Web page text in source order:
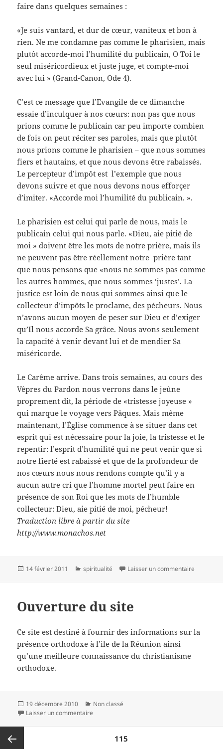
faire dans quelques semaines :
«Je suis vantard, et dur de cœur, vaniteux et bon à
rien. Ne me condamne pas comme le pharisien, mais
plutôt accorde-moi l’humilité du publicain, O Toi le
seul miséricordieux et juste juge, et compte-moi
avec lui » (Grand-Canon, Ode 4).
C’est ce message que l’Evangile de ce dimanche
essaie d’inculquer à nos cœurs: non pas que nous
prions comme le publicain car peu importe combien
de fois on peut réciter ses paroles, mais que plutôt
nous prions comme le pharisien – que nous sommes
fiers et hautains, et que nous devons être rabaissés.
Le percepteur d’impôt est l’exemple que nous
devons suivre et que nous devons nous efforçer
d’imiter. «Accorde moi l’humilité du publicain. ».
Le pharisien est celui qui parle de nous, mais le
publicain celui qui nous parle. «Dieu, aie pitié de
moi » doivent être les mots de notre prière, mais ils
ne peuvent pas être réellement notre prière tant
que nous pensons que «nous ne sommes pas comme
les autres hommes, que nous sommes ‘justes’. La
justice est loin de nous qui sommes ainsi que le
collecteur d’impôts le proclame, des pécheurs. Nous
n’avons aucun moyen de peser sur Dieu et d’exiger
qu’Il nous accorde Sa grâce. Nous avons seulement
la capacité à venir devant lui et de mendier Sa
miséricorde.
Le Carême arrive. Dans trois semaines, au cours des
Vêpres du Pardon nous verrons dans le jeûne
proprement dit, la période de «tristesse joyeuse »
qui marque le voyage vers Pâques. Mais même
maintenant, l’Église commence à se situer dans cet
esprit qui est nécessaire pour la joie, la tristesse et le
repentir: l’esprit d’humilité qui ne peut venir que si
notre fierté est rabaissé et que de la profondeur de
nos cœurs nous nous rendons compte qu’il y a
aucun autre cri que l’homme mortel peut faire en
présence de son Roi que les mots de l’humble
collecteur: Dieu, aie pitié de moi, pécheur!
Traduction libre à partir du site
http://www.monachos.net
Publié
14 février 2011 Catégories
spiritualité Laisser un commentaire
Ouverture du site
Ce site est destiné à fournir des informations sur la
présence orthodoxe à l’ile de la Réunion ainsi
qu’une meilleure connaissance du christianisme
orthodoxe.
Publié
le
19 décembre 2010 Catégories
Non classé
Laisser un commentaire
des
115